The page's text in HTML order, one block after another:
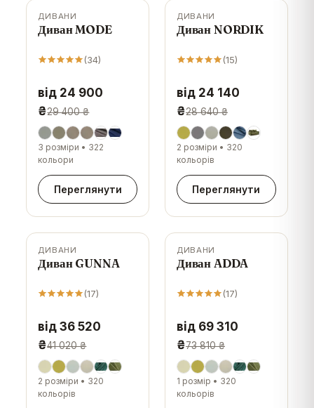
-15%
ДИВАНИ
Диван MODE
(34)
від 24 900
₴29 400 ₴
3 розміри • 322
кольори
Переглянути
-16%
ДИВАНИ
Диван NORDIK
(15)
від 24 140
₴28 640 ₴
2 розміри • 320
кольорів
Переглянути
-11%
ДИВАНИ
Диван GUNNA
(17)
від 36 520
₴41 020 ₴
2 розміри • 320
кольорів
-6%
ДИВАНИ
Диван ADDA
(17)
від 69 310
₴73 810 ₴
1 розмір • 320
кольорів